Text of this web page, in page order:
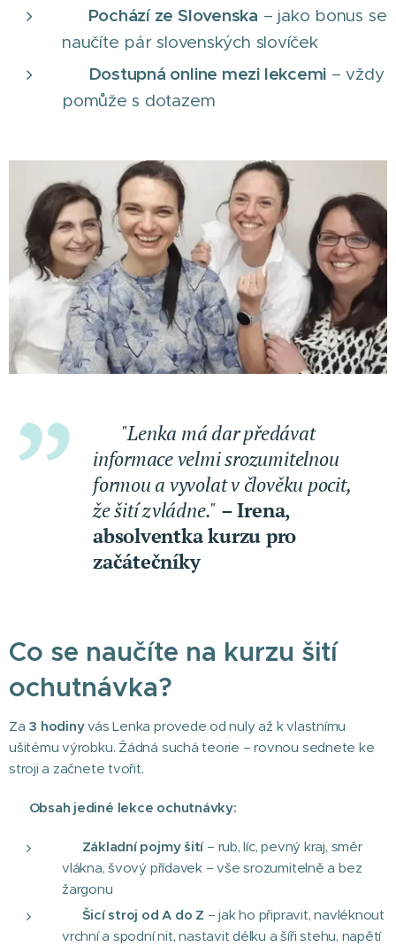
Pochází ze Slovenska – jako bonus se
naučíte pár slovenských slovíček 😊
Dostupná online mezi lekcemi – vždy
pomůže s dotazem
"Lenka má dar předávat
informace velmi srozumitelnou
formou a vyvolat v člověku pocit,
že šití zvládne." – Irena,
absolventka kurzu pro
začátečníky
Co se naučíte na kurzu šití
ochutnávka?
Za 3 hodinyvás Lenka provede od nuly až k vlastnímu
ušitému výrobku. Žádná suchá teorie – rovnou sednete ke
stroji a začnete tvořit.
📌 Obsah jediné lekce ochutnávky:
Základní pojmy šití– rub, líc, pevný kraj, směr
vlákna, švový přídavek – vše srozumitelně a bez
žargonu
Šicí stroj od A do Z – jak ho připravit, navléknout
vrchní a spodní nit, nastavit délku a šíři stehu, napětí